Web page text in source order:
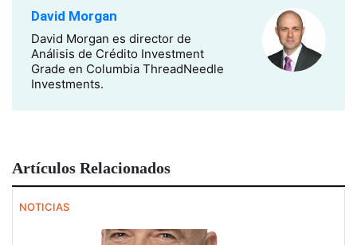
David Morgan
David Morgan es director de
Análisis de Crédito Investment
Grade en Columbia ThreadNeedle
Investments.
Artículos Relacionados
NOTICIAS